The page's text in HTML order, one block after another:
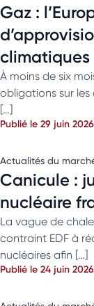
Gaz :
climatiques
À moins de six
obligations sur
[…]
Publié le 29 juin 2026
Actualités du
Canicule :
nucléaire
La vague de
contraint EDF à
nucléaires afin […]
Publié le 24 juin 2026